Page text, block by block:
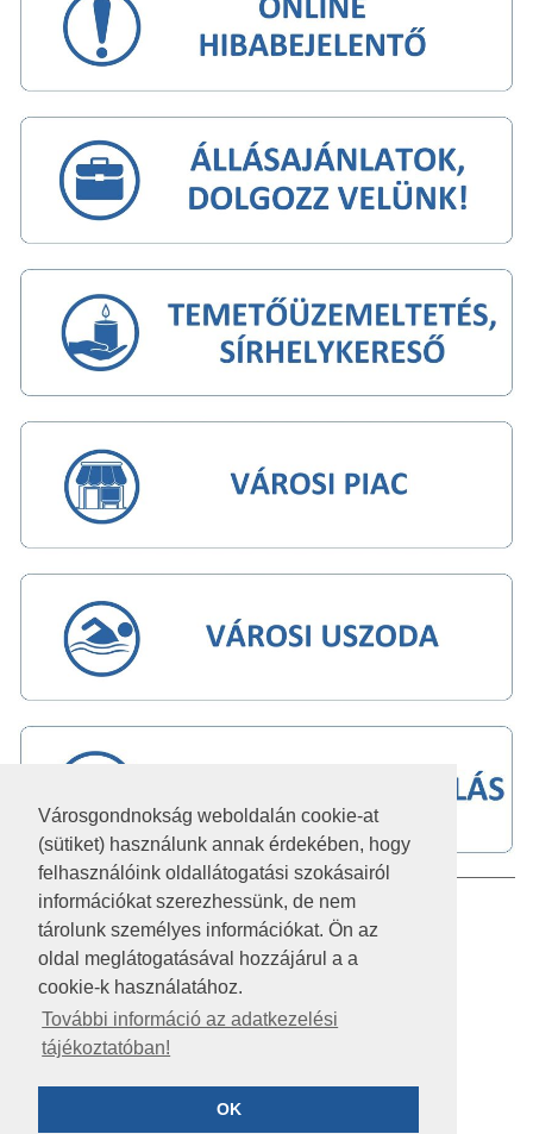
Városgondnokság weboldalán cookie-at
(sütiket) használunk annak érdekében, hogy
felhasználóink oldallátogatási szokásairól
információkat szerezhessünk, de nem
tárolunk személyes információkat. Ön az
oldal meglátogatásával hozzájárul a a
cookie-k használatához.
További információ az adatkezelési
tájékoztatóban!
OK
IMPRESSZUM
JOGI NYILATKOZAT
AKADÁLYMENTESÍTÉSI NYILATKOZAT
KÖZÉRDEKŰ ADATOK